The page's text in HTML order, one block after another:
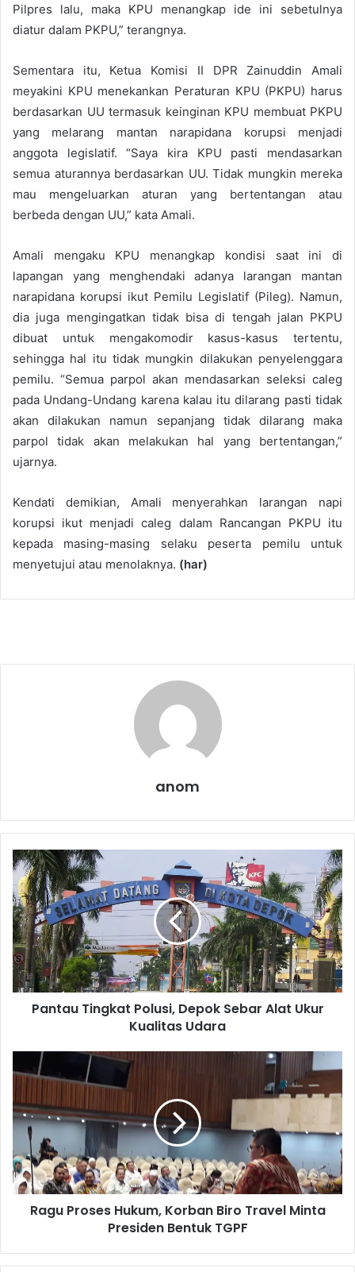
Pilpres lalu, maka KPU menangkap ide ini sebetulnya
diatur dalam PKPU,” terangnya.
Sementara itu, Ketua Komisi II DPR Zainuddin Amali
meyakini KPU menekankan Peraturan KPU (PKPU) harus
berdasarkan UU termasuk keinginan KPU membuat PKPU
yang melarang mantan narapidana korupsi menjadi
anggota legislatif. “Saya kira KPU pasti mendasarkan
semua aturannya berdasarkan UU. Tidak mungkin mereka
mau mengeluarkan aturan yang bertentangan atau
berbeda dengan UU,” kata Amali.
Amali mengaku KPU menangkap kondisi saat ini di
lapangan yang menghendaki adanya larangan mantan
narapidana korupsi ikut Pemilu Legislatif (Pileg). Namun,
dia juga mengingatkan tidak bisa di tengah jalan PKPU
dibuat untuk mengakomodir kasus-kasus tertentu,
sehingga hal itu tidak mungkin dilakukan penyelenggara
pemilu. “Semua parpol akan mendasarkan seleksi caleg
pada Undang-Undang karena kalau itu dilarang pasti tidak
akan dilakukan namun sepanjang tidak dilarang maka
parpol tidak akan melakukan hal yang bertentangan,”
ujarnya.
Kendati demikian, Amali menyerahkan larangan napi
korupsi ikut menjadi caleg dalam Rancangan PKPU itu
kepada masing-masing selaku peserta pemilu untuk
menyetujui atau menolaknya. (har)
anom
P
a
n
t
a
u
T
i
n
P
l
u
i
,
D
k
Pantau Tingkat Polusi, Depok Sebar Alat Ukur
Kualitas Udara
a
u
P
o
s
e
Ragu Proses Hukum, Korban Biro Travel Minta
Presiden Bentuk TGPF